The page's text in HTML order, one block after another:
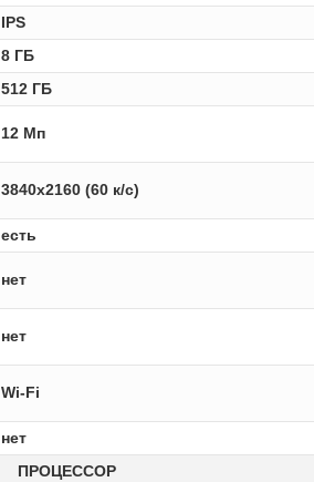
IPS
8 ГБ
512 ГБ
12 Мп
3840x2160 (60 к/с)
есть
нет
нет
Wi-Fi
нет
ПРОЦЕССОР